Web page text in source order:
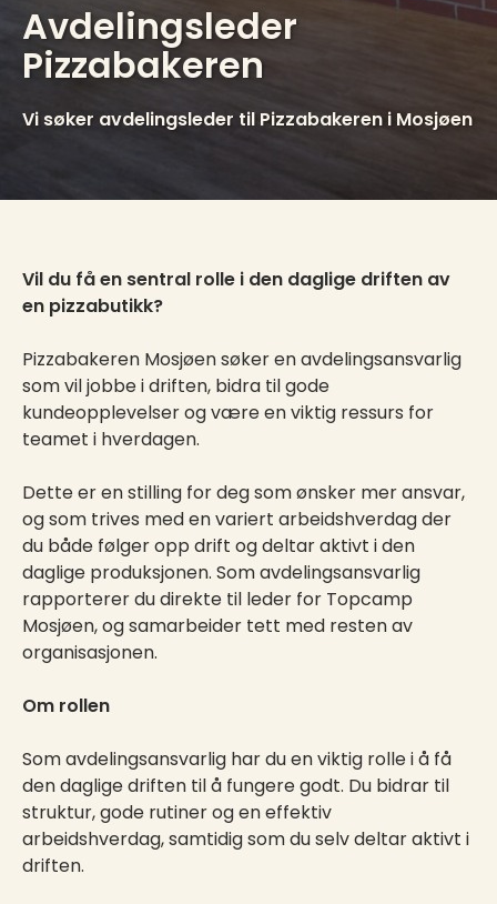
Avdelingsleder
Pizzabakeren
Vi søker avdelingsleder til Pizzabakeren i Mosjøen
Vil du få en sentral rolle i den daglige driften av
en pizzabutikk?
Pizzabakeren Mosjøen søker en avdelingsansvarlig
som vil jobbe i driften, bidra til gode
kundeopplevelser og være en viktig ressurs for
teamet i hverdagen.
Dette er en stilling for deg som ønsker mer ansvar,
og som trives med en variert arbeidshverdag der
du både følger opp drift og deltar aktivt i den
daglige produksjonen. Som avdelingsansvarlig
rapporterer du direkte til leder for Topcamp
Mosjøen, og samarbeider tett med resten av
organisasjonen.
Om rollen
Som avdelingsansvarlig har du en viktig rolle i å få
den daglige driften til å fungere godt. Du bidrar til
struktur, gode rutiner og en effektiv
arbeidshverdag, samtidig som du selv deltar aktivt i
driften.